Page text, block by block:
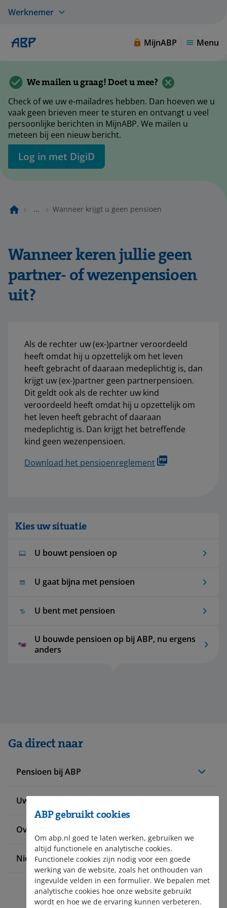
Werknemer
MijnABP Menu
We mailen u graag! Doet u mee?
Check of we uw e-mailadres hebben. Dan hoeven we u
vaak geen brieven meer te sturen en ontvangt u veel
persoonlijke berichten in MijnABP. We mailen u
meteen bij een nieuw bericht.
Log in met DigiD
... Wanneer krijgt u geen pensioen
Wanneer keren jullie geen
partner- of wezenpensioen
uit?
Als de rechter uw (ex-)partner veroordeeld
heeft omdat hij u opzettelijk om het leven
heeft gebracht of daaraan medeplichtig is, dan
krijgt uw (ex-)partner geen partnerpensioen.
Dit geldt ook als de rechter uw kind
veroordeeld heeft omdat hij u opzettelijk om
het leven heeft gebracht of daaraan
medeplichtig is. Dan krijgt het betreffende
kind geen wezenpensioen.
Download het pensioenreglement
Kies uw situatie
U bouwt pensioen op
U gaat bijna met pensioen
U bent met pensioen
U bouwde pensioen op bij ABP, nu ergens
anders
Ga direct naar
Pensioen bij ABP
Uw situatie verandert
Over ABP
Nieuws en pers
ABP gebruikt cookies
Om abp.nl goed te laten werken, gebruiken we
altijd functionele en analytische cookies.
Functionele cookies zijn nodig voor een goede
werking van de website, zoals het onthouden van
ingevulde velden in een formulier. We bepalen met
analytische cookies hoe onze website gebruikt
wordt en hoe we de ervaring kunnen verbeteren.